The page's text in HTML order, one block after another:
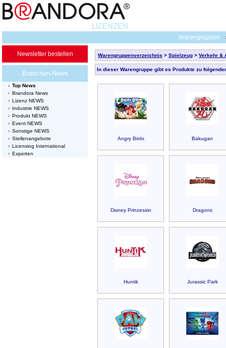
LIZENZEN
Warengruppen
Newsletter bestellen
Branchen-News
Top News
Brandora News
Lizenz NEWS
Industrie NEWS
Produkt NEWS
Event NEWS
Sonstige NEWS
Stellenangebote
Licensing International
Experten
Warengruppenverzeichnis > Spielzeug > Verkehr &
In dieser Warengruppe gibt es Produkte zu
Angry Birds Bakugan
Disney Prinzessin Dragons
Huntik Jurassic Park